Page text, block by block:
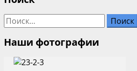
Найти:
Наши фотографии